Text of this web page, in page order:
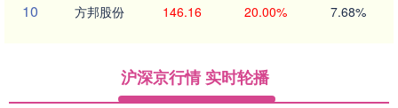
10 方邦股份 146.16 20.00% 7.68%
沪深京行情 实时轮播